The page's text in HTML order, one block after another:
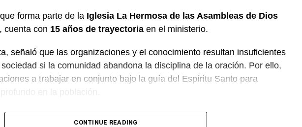
forma parte de la Iglesia La Hermosa de las Asambleas de Dios
cuenta con 15 años de trayectoria en el ministerio.
señaló que las organizaciones y el conocimiento resultan insuficientes
si la comunidad abandona la disciplina de la oración. Por ello,
a trabajar en conjunto bajo la guía del Espíritu Santo para
con un llamado a la unidad entre las distintas congregaciones para
CONTINUE READING